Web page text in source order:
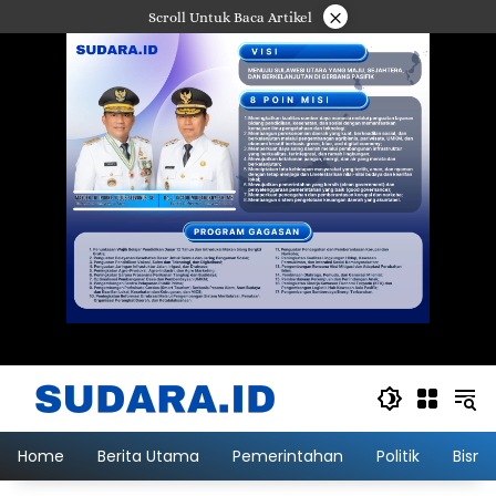
ke
Scroll Untuk Baca Artikel ×
Home Berita Utama Pemerintahan Politik